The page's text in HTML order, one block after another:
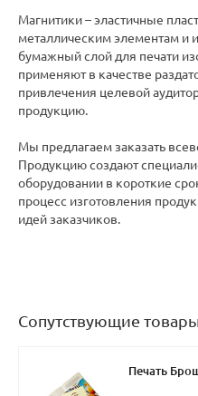
Магнитики – эластичные
металлическим элементам
бумажный слой для печати
применяют в качестве
привлечения целевой
продукцию.
Мы предлагаем заказать
Продукцию создают
оборудовании в короткие
процесс изготовления
идей заказчиков.
Сопутствующие
Печать